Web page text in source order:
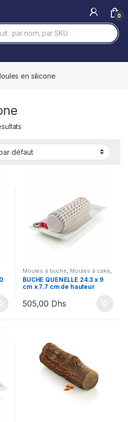
0
en silicone
Moules à buche Moules à cake
Nouveautés SIlikomart ,
Promotions,Sélection fin
d'année,Sélection Nouveautés
BUCHE QUENELLE 24.3 x 9
cm x 7.7 cm de hauteur
505,00 Dhs